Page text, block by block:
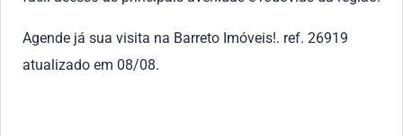
Agende já sua visita na Barreto Imóveis!. ref. 26919
atualizado em 08/08.